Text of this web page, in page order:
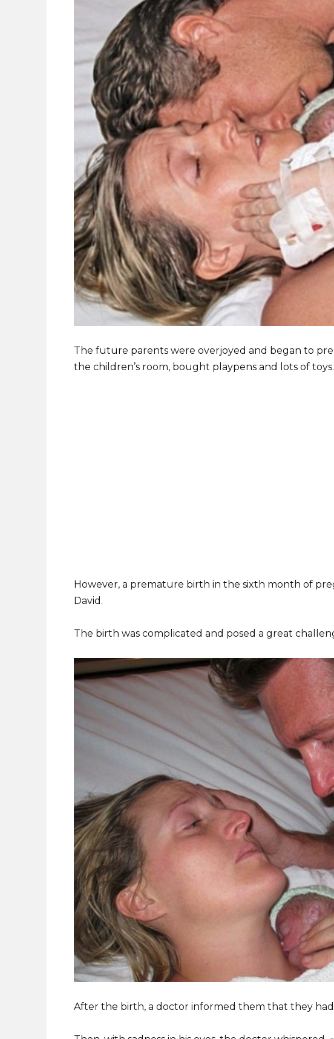
The future parents were overjoyed and began to
the children’s room, bought playpens and lots of toys.
However, a premature birth in the sixth month of
David.
The birth was complicated and posed a great
After the birth, a doctor informed them that they had